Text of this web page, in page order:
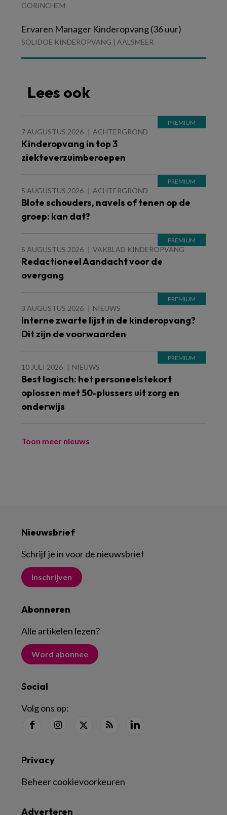
GORINCHEM
Ervaren Manager Kinderopvang (36 uur)
SOLIDOE KINDEROPVANG | AALSMEER
Lees ook
7 AUGUSTUS 2026 ACHTERGROND
Kinderopvang in top 3
ziekteverzuimberoepen
5 AUGUSTUS 2026 ACHTERGROND
Blote schouders, navels of tenen op de
groep: kan dat?
5 AUGUSTUS 2026 VAKBLAD KINDEROPVANG
Redactioneel Aandacht voor de
overgang
3 AUGUSTUS 2026 NIEUWS
Interne zwarte lijst in de kinderopvang?
Dit zijn de voorwaarden
10 JULI 2026 NIEUWS
Best logisch: het personeelstekort
oplossen met 50-plussers uit zorg en
onderwijs
Toon meer nieuws
Nieuwsbrief
Schrijf je in voor de nieuwsbrief
Inschrijven
Abonneren
Alle artikelen lezen?
Word abonnee
Social
Volg ons op:
Adverteren
Privacy
Beheer cookievoorkeuren